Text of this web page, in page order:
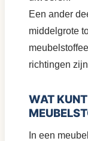
Een ander
middelgrote
richtingen
WAT
In een